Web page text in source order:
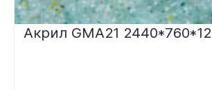
Акрил GMA21